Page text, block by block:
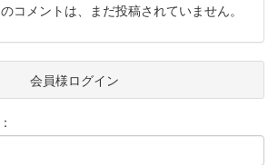
コメントは、まだ投稿されていません。
会員様ログイン